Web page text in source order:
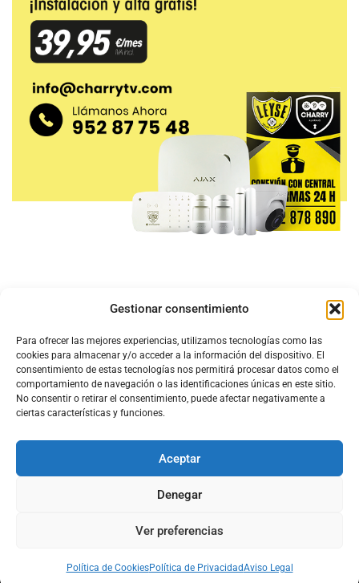
Gestionar consentimiento
Para ofrecer las mejores experiencias, utilizamos tecnologías como las
cookies para almacenar y/o acceder a la información del dispositivo. El
consentimiento de estas tecnologías nos permitirá procesar datos como el
comportamiento de navegación o las identificaciones únicas en este sitio.
No consentir o retirar el consentimiento, puede afectar negativamente a
ciertas características y funciones.
Aceptar
Denegar
Ver preferencias
Política de CookiesPolítica de PrivacidadAviso Legal
Acerca de Nosotros